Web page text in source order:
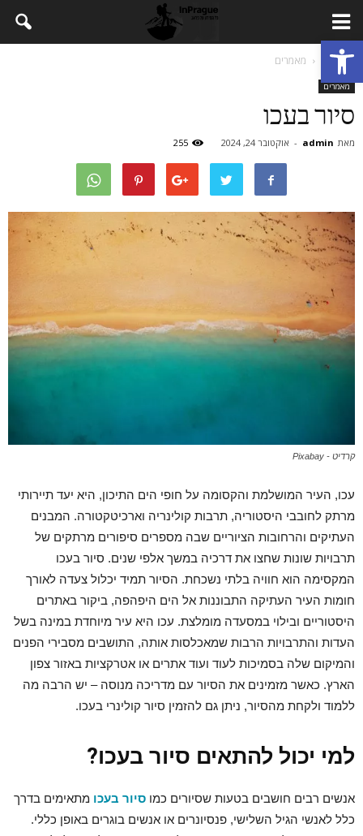
פתח סרגל נגישות
דף הבית מאמרים
מאמרים
סיור בעכו
מאת admin
- אוקטובר 24, 2024 255
קרדיט - Pixabay
עכו, העיר המושלמת והקסומה על חופי הים התיכון, היא יעד תיירותי
מרתק לחובבי היסטוריה, תרבות קולינריה וארכיטקטורה. המבנים
העתיקים והרחובות הציוריים שבה מספרים סיפורים מרתקים של
תרבויות שונות שחצו את דרכיה במשך אלפי שנים. סיור בעכו
המקסימה הוא חוויה בלתי נשכחת. הסיור תמיד יכלול צעדה לאורך
חומות העיר העתיקה התבוננות אל הים היפהפה, ביקור באתרים
היסטוריים ובילוי במסעדה מומלצת. עכו היא עיר מיוחדת במינה בשל
העדות והתרבויות הרבות שמאכלסות אותה, התושבים מסבירי הפנים
והמיקום שלה בסמיכות לעוד ועוד אתרים או אטרקציות באזור צפון
הארץ. כאשר מזמינים את הסיור עם מדריכה מנוסה – יש הרבה מה
ללמוד ולקחת מהסיור, ניתן גם להזמין סיור קולינרי בעכו.
למי יכול להתאים סיור בעכו?
אנשים רבים חושבים בטעות שסיורים כמו סיור בעכו מתאימים בדרך
כלל לאנשי הגיל השלישי, פנסיונרים או אנשים בוגרים באופן כללי.